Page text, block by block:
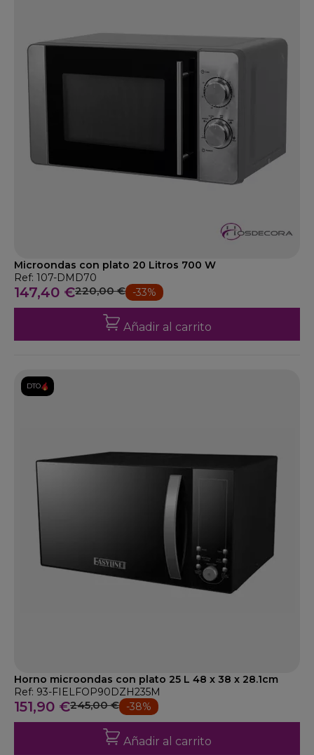
Microondas con plato 20 Litros 700 W
Ref: 107-DMD70
147,40 €220,00 € -33%
Añadir al carrito
DTO.
Horno microondas con plato 25 L 48 x 38 x 28.1cm
Ref: 93-FIELFOP90DZH235M
151,90 €245,00 € -38%
Añadir al carrito